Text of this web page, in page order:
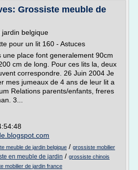
Grossiste meuble de
belgique
pour un lit 160 - Astuces
une place font generalement 90cm
cm de long. Pour ces lits la, deux
correspondre. 26 Juin 2004 Je
mes jumeaux de 4 ans de leur lit a
Relations parents/enfants, freres
3...
meuble de jardin belgique / grossiste mobilier
en meuble de jardin / grossiste chinois
mobilier de jardin france